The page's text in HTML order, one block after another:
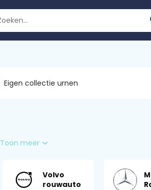
Eigen collectie urnen
Toon meer
Volvo
rouwauto